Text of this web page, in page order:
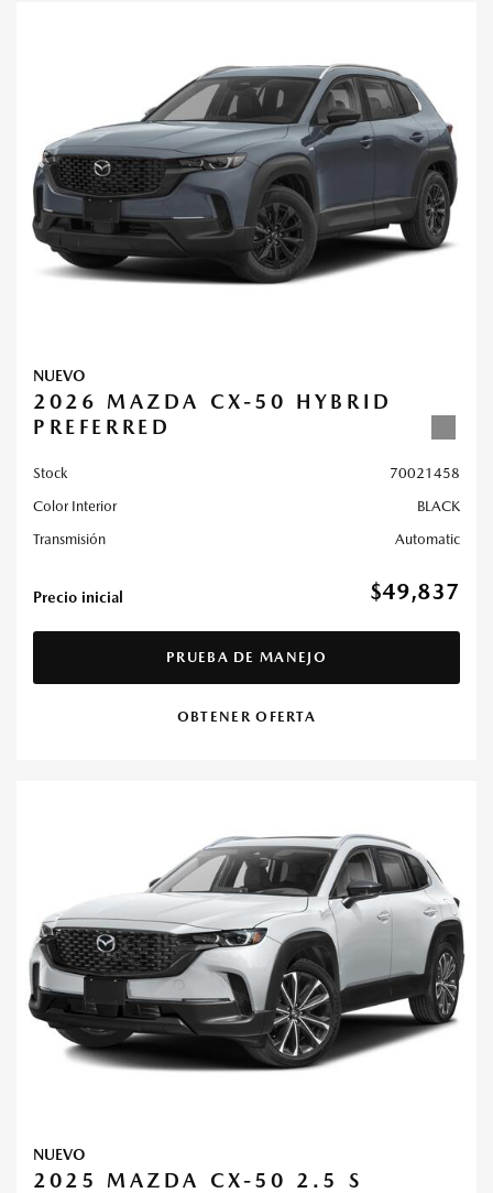
NUEVO
2026 MAZDA CX-50 HYBRID
PREFERRED
Stock
70021458
Color Interior
BLACK
Transmisión
Automatic
Precio inicial $49,837
PRUEBA DE MANEJO
OBTENER OFERTA
NUEVO
2025 MAZDA CX-50 2.5 S